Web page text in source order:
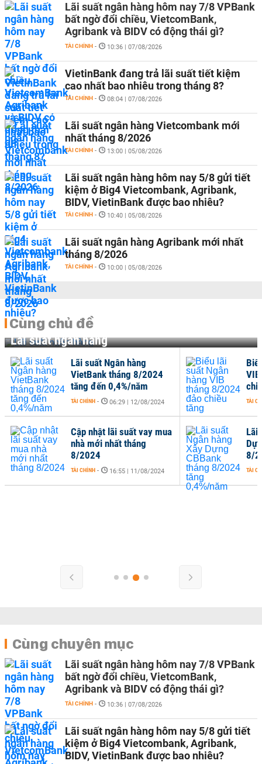
Lãi suất ngân hàng hôm nay 7/8 VPBank
bất ngờ đổi chiều, VietcomBank,
Agribank và BIDV có động thái gì?
TÀI CHÍNH - 10:36 | 07/08/2026
VietinBank đang trả lãi suất tiết kiệm
cao nhất bao nhiêu trong tháng 8?
TÀI CHÍNH - 08:04 | 07/08/2026
Lãi suất ngân hàng Vietcombank mới
nhất tháng 8/2026
TÀI CHÍNH - 13:00 | 05/08/2026
Lãi suất ngân hàng hôm nay 5/8 gửi tiết
kiệm ở Big4 Vietcombank, Agribank,
BIDV, VietinBank được bao nhiêu?
TÀI CHÍNH - 10:40 | 05/08/2026
Lãi suất ngân hàng Agribank mới nhất
tháng 8/2026
TÀI CHÍNH - 10:00 | 05/08/2026
Cùng chủ đề
Lãi suất ngân hàng
Lãi
8/
TÀI
Lãi suất Ngân hàng
VietBank tháng 8/2024
tăng đến 0,4%/năm
TÀI CHÍNH - 06:29 | 12/08/2024
Cập nhật lãi suất vay mua
nhà mới nhất tháng
8/2024
TÀI CHÍNH - 16:55 | 11/08/2024
TÀI
Cùng chuyên mục
Lãi suất ngân hàng hôm nay 7/8 VPBank
bất ngờ đổi chiều, VietcomBank,
Agribank và BIDV có động thái gì?
TÀI CHÍNH - 10:36 | 07/08/2026
Lãi suất ngân hàng hôm nay 5/8 gửi tiết
kiệm ở Big4 Vietcombank, Agribank,
BIDV, VietinBank được bao nhiêu?